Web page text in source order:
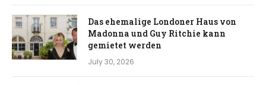
Das ehemalige Londoner Haus von
Madonna und Guy Ritchie kann
gemietet werden
July 30, 2026